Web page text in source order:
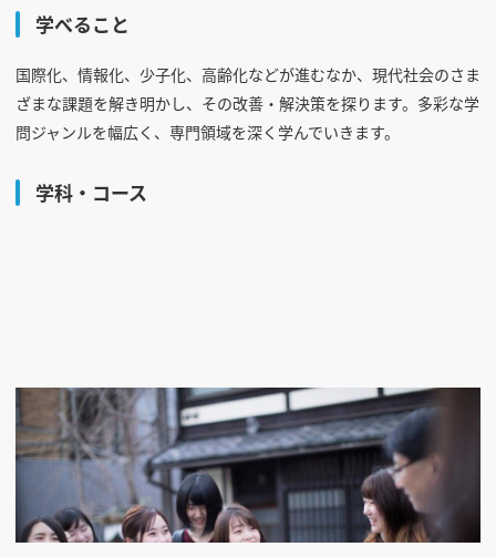
学べること
国際化、情報化、少子化、高齢化などが進むなか、現代社会のさま
ざまな課題を解き明かし、その改善・解決策を探ります。多彩な学
問ジャンルを幅広く、専門領域を深く学んでいきます。
学科・コース